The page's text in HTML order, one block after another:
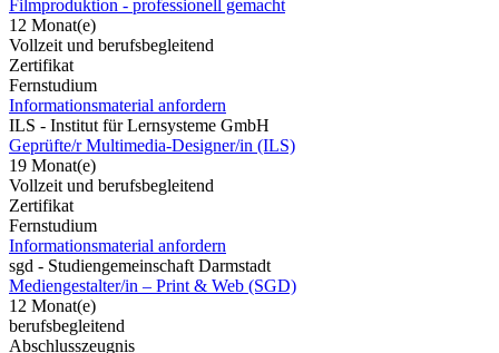
Filmproduktion - professionell gemacht
12 Monat(e)
Vollzeit und berufsbegleitend
Zertifikat
Fernstudium
Informationsmaterial anfordern
ILS - Institut für Lernsysteme GmbH
Geprüfte/r Multimedia-Designer/in (ILS)
19 Monat(e)
Vollzeit und berufsbegleitend
Zertifikat
Fernstudium
Informationsmaterial anfordern
sgd - Studiengemeinschaft Darmstadt
Mediengestalter/in – Print & Web (SGD)
12 Monat(e)
berufsbegleitend
Abschlusszeugnis